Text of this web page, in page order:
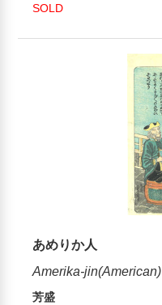
SOLD
あめりか人
Amerika-jin(American)
芳盛